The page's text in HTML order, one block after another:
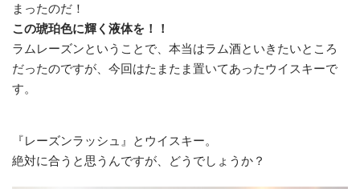
まったのだ！
この琥珀色に輝く液体を！！
ラムレーズンということで、本当はラム酒といきたいところ
だったのですが、今回はたまたま置いてあったウイスキーで
す。
『レーズンラッシュ』とウイスキー。
絶対に合うと思うんですが、どうでしょうか？